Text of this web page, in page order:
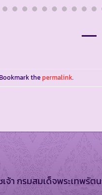
thepermalink.
า กรมสมเด็จพระเทพรัต